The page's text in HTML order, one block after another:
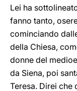
Lei ha
fanno tanto,
cominciando
della Chiesa,
donne del
da Siena, poi
Teresa. Direi che